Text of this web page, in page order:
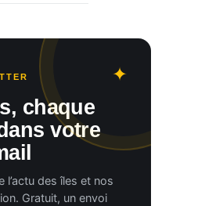
chaque
votre
l’actu des îles et nos
Gratuit, un envoi